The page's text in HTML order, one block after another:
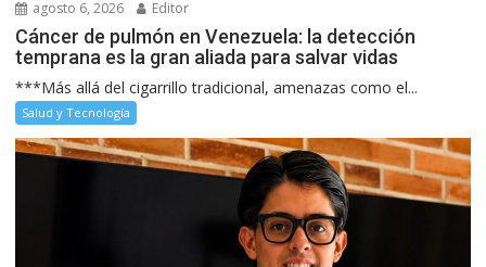
agosto 6, 2026 Editor
Cáncer de pulmón en Venezuela: la detección
temprana es la gran aliada para salvar vidas
***Más allá del cigarrillo tradicional, amenazas como el...
Salud y Tecnología